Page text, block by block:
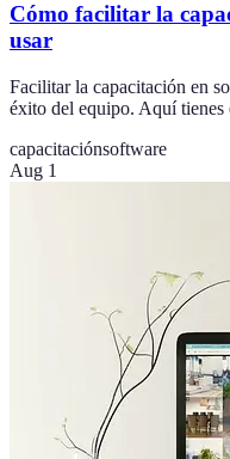
Cómo facilitar la
usar
Facilitar la capacitación en
éxito del equipo. Aquí tienes
capacitaciónsoftware
Aug 1